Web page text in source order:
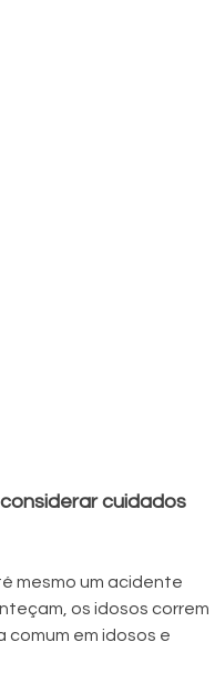
cuidados
mesmo um acidente
os idosos correm
em idosos e